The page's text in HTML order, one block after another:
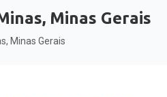
Minas Gerais
Minas Gerais